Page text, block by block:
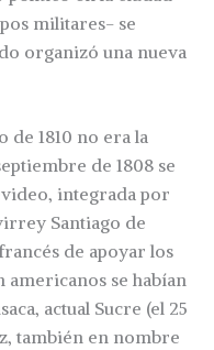
militares- se
organizó una nueva
de 1810 no era la
de 1808 se
integrada por
Santiago de
de apoyar los
americanos se habían
actual Sucre (el 25
también en nombre